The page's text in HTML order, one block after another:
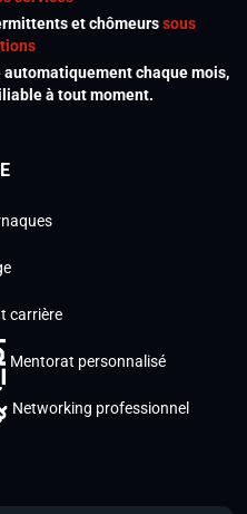
et chômeurssous
chaque mois,
à tout moment.
carrière
Mentorat personnalisé
Networking professionnel